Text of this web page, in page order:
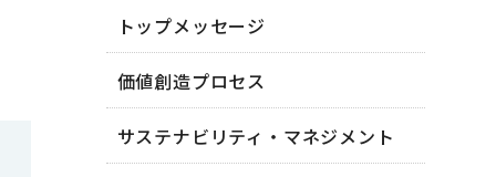
トップメッセージ
価値創造プロセス
サステナビリティ・マネジメント